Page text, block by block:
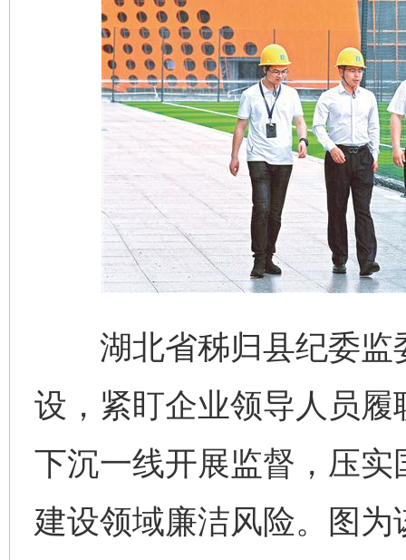
湖北省秭归县纪委监
设，紧盯企业领导人员
下沉一线开展监督，压
建设领域廉洁风险。图